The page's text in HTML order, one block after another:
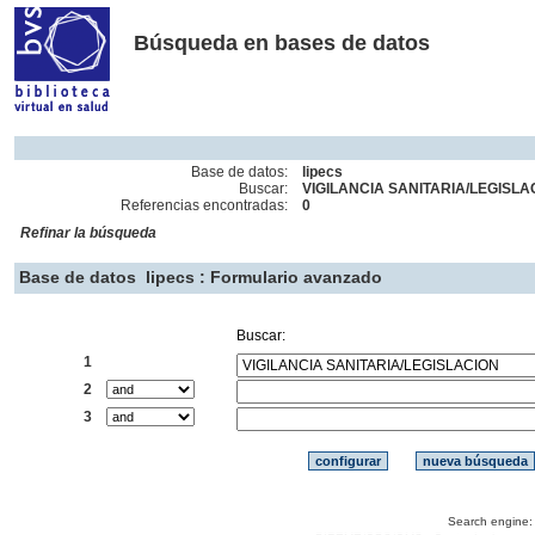
Búsqueda en bases de datos
Base de datos:
lipecs
Buscar:
VIGILANCIA SANITARIA/
Referencias encontradas:
0
Refinar la búsqueda
Base de datos lipecs : Formulario avanzado
Buscar:
1
2
3
Search engine: